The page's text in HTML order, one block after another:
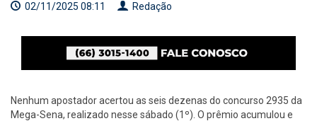
02/11/2025 08:11 Redação
Nenhum apostador acertou as seis dezenas do concurso 2935 da
Mega-Sena, realizado nesse sábado (1º). O prêmio acumulou e